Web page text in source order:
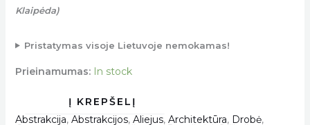
Klaipėda)
Pristatymas visoje Lietuvoje nemokamas!
Prieinamumas: In stock
Abstrakcija, Abstrakcijos, Aliejus, Architektūra, Drobė,